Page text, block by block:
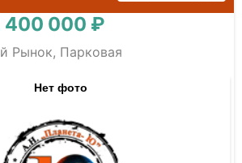
400 000 ₽
Рынок, Парковая
Нет фото